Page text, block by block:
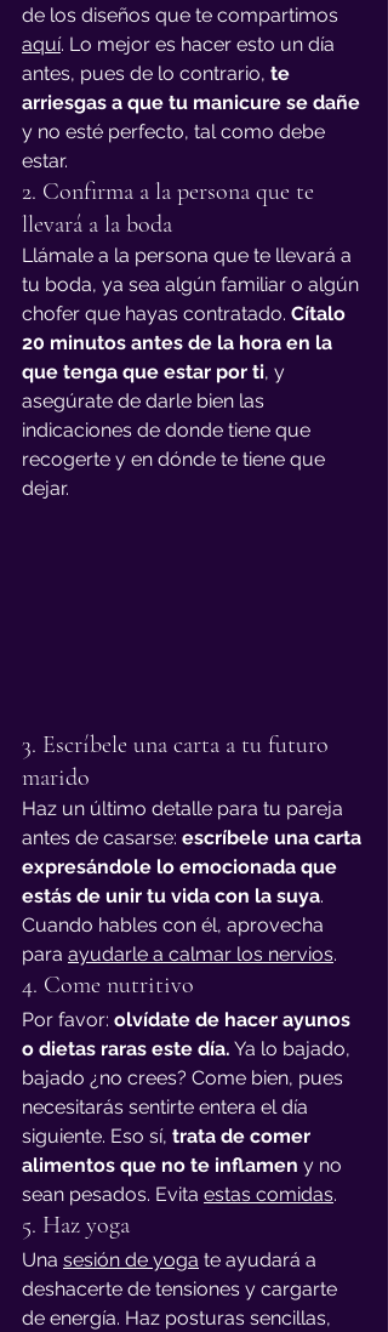
de los diseños que te compartimos
aquí. Lo mejor es hacer esto un día
antes, pues de lo contrario, te
arriesgas a que tu manicure se dañe
y no esté perfecto, tal como debe
estar.
2. Confirma a la persona que te
llevará a la boda
Llámale a la persona que te llevará a
tu boda, ya sea algún familiar o algún
chofer que hayas contratado. Cítalo
20 minutos antes de la hora en la
que tenga que estar por ti, y
asegúrate de darle bien las
indicaciones de donde tiene que
recogerte y en dónde te tiene que
dejar.
3. Escríbele una carta a tu futuro
marido
Haz un último detalle para tu pareja
antes de casarse: escríbele una carta
expresándole lo emocionada que
estás de unir tu vida con la suya.
Cuando hables con él, aprovecha
para ayudarle a calmar los nervios.
4. Come nutritivo
Por favor: olvídate de hacer ayunos
o dietas raras este día. Ya lo bajado,
bajado ¿no crees? Come bien, pues
necesitarás sentirte entera el día
siguiente. Eso sí, trata de comer
alimentos que no te inflamen y no
sean pesados. Evita estas comidas.
5. Haz yoga
Una sesión de yoga te ayudará a
deshacerte de tensiones y cargarte
de energía. Haz posturas sencillas,